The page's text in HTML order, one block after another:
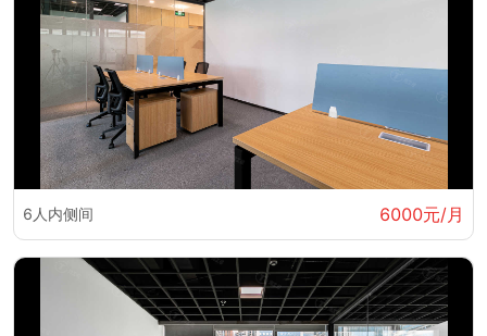
6人内侧间 6000元/月